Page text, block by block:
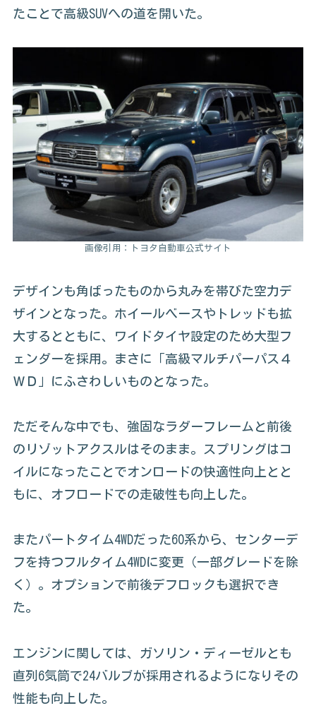
たことで高級SUVへの道を開いた。
画像引用：トヨタ自動車公式サイト
デザインも角ばったものから丸みを帯びた空力デ
ザインとなった。ホイールベースやトレッドも拡
大するとともに、ワイドタイヤ設定のため大型フ
ェンダーを採用。まさに「高級マルチパーパス４
ＷＤ」にふさわしいものとなった。
ただそんな中でも、強固なラダーフレームと前後
のリゾットアクスルはそのまま。スプリングはコ
イルになったことでオンロードの快適性向上とと
もに、オフロードでの走破性も向上した。
またパートタイム4WDだった60系から、センターデ
フを持つフルタイム4WDに変更（一部グレードを除
く）。オプションで前後デフロックも選択でき
た。
エンジンに関しては、ガソリン・ディーゼルとも
直列6気筒で24バルブが採用されるようになりその
性能も向上した。